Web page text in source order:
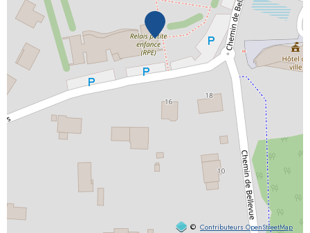
© Contributeurs OpenStreetMap